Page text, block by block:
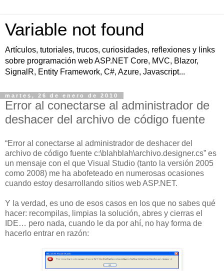
Variable not found
Artículos, tutoriales, trucos, curiosidades, reflexiones y links
sobre programación web ASP.NET Core, MVC, Blazor,
SignalR, Entity Framework, C#, Azure, Javascript...
martes, 26 de enero de 2010
Error al conectarse al administrador de
deshacer del archivo de código fuente
“Error al conectarse al administrador de deshacer del
archivo de código fuente c:\blahblah\archivo.designer.cs” es
un mensaje con el que Visual Studio (tanto la versión 2005
como 2008) me ha abofeteado en numerosas ocasiones
cuando estoy desarrollando sitios web ASP.NET.
Y la verdad, es uno de esos casos en los que no sabes qué
hacer: recompilas, limpias la solución, abres y cierras el
IDE… pero nada, cuando le da por ahí, no hay forma de
hacerlo entrar en razón: